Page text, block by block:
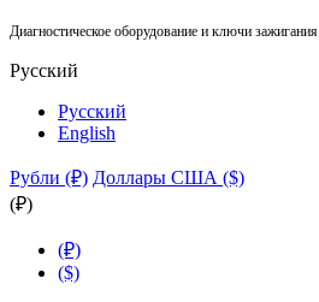
Диагностическое оборудование и ключи зажигания
Русский
Русский
English
Рубли (₽) Доллары США ($)
(₽)
(₽)
($)